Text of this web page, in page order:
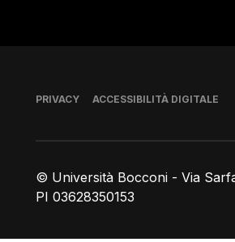
© Università Bocconi - Via
PI 03628350153
Piè di pagina
PRIVACY ACCESSIBILITÀ DIGITALE